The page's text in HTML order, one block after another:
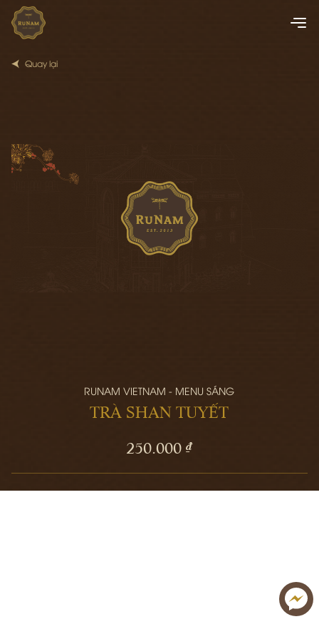
Quay lại
RUNAM VIETNAM - MENU SÁNG
TRÀ SHAN TUYẾT
250.000 ₫